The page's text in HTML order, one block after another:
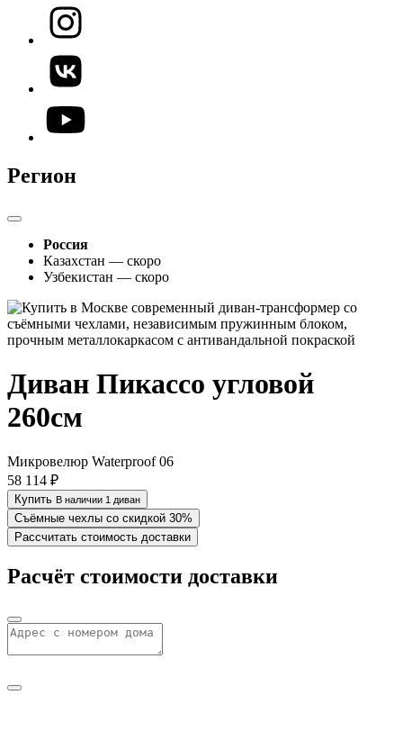
Регион
Россия
Казахстан — скоро
Узбекистан — скоро
Диван Пикассо угловой
260см
Микровелюр Waterproof 06
58 114 ₽
Купить В наличии 1 диван
Съёмные чехлы со скидкой 30%
Рассчитать стоимость доставки
Расчёт стоимости доставки